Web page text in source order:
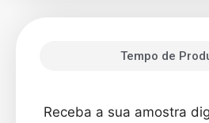
Tempo de
Receba a sua amostra